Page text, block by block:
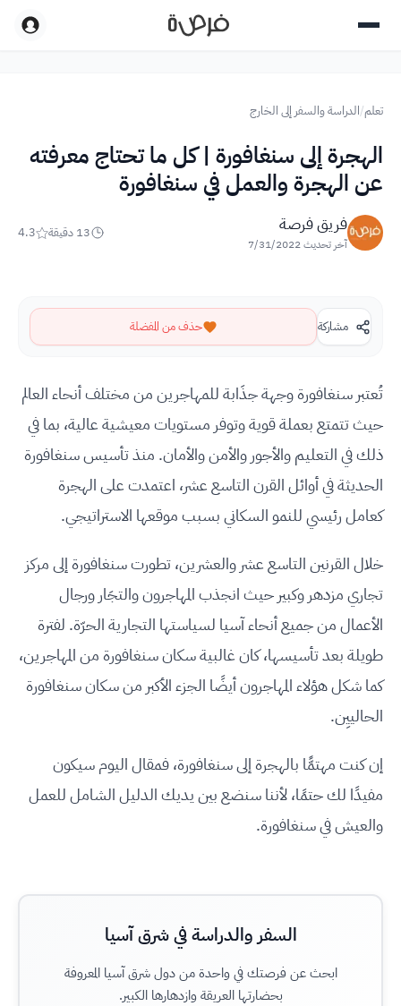
تعلم/الدراسة والسفر إلى الخارج
الهجرة إلى سنغافورة | كل ما تحتاج معرفته
عن الهجرة والعمل في سنغافورة
فريق فرصة
آخر تحديث7/31/2022
13 دقيقة 4.3
مشاركة حذف من المفضلة
تُعتبر سنغافورة وجهة جذَابة للمهاجرين من مختلف أنحاء العالم
حيث تتمتع بعملة قوية وتوفر مستويات معيشية عالية، بما في
ذلك في التعليم والأجور والأمن والأمان. منذ تأسيس سنغافورة
الحديثة في أوائل القرن التاسع عشر، اعتمدت على الهجرة
كعامل رئيسي للنمو السكاني بسبب موقعها الاستراتيجي.
خلال القرنين التاسع عشر والعشرين، تطورت سنغافورة إلى مركز
تجاري مزدهر وكبير حيث انجذب المهاجرون والتجَار ورجال
الأعمال من جميع أنحاء آسيا لسياستها التجارية الحرّة. لفترة
طويلة بعد تأسيسها، كان غالبية سكان سنغافورة من المهاجرين،
كما شكل هؤلاء المهاجرون أيضًا الجزء الأكبر من سكان سنغافورة
الحالييِن.
إن كنت مهتمًّا بالهجرة إلى سنغافورة، فمقال اليوم سيكون
مفيدًا لك حتمًا، لأننا سنضع بين يديك الدليل الشامل للعمل
والعيش في سنغافورة.
السفر والدراسة في شرق آسيا
ابحث عن فرصتك في واحدة من دول شرق آسيا المعروفة
بحضارتها العريقة وازدهارها الكبير.